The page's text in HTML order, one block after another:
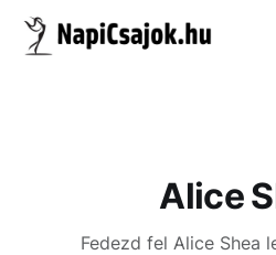
Alice
Fedezd fel Alice Shea